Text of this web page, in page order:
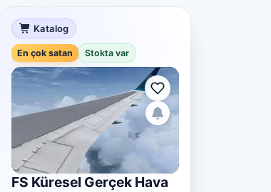
Katalog
En çok satan Stokta var
FS Küresel Gerçek Hava